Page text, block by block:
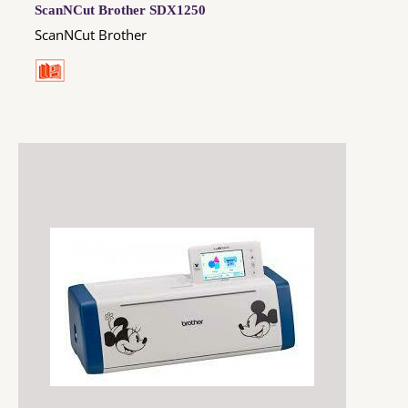
ScanNCut Brother SDX1250
ScanNCut Brother